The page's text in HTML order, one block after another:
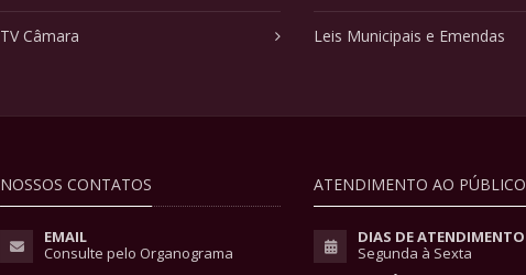
TV Câmara Leis Municipais e Emendas
NOSSOS CONTATOS
EMAIL
Consulte pelo Organograma
ATENDIMENTO AO PÚBLICO
DIAS DE ATENDIMENTO
Segunda à Sexta